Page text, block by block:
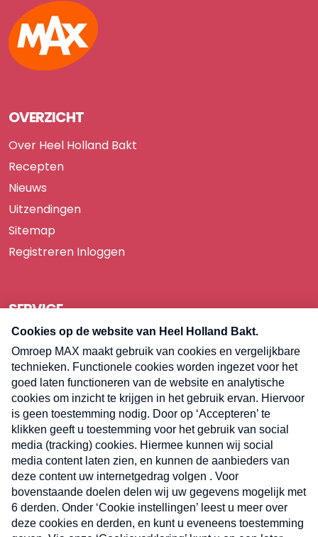
E-meel? Schrijf je in voor de
Heel Holland Bakt
Max
OVERZICHT
Over Heel Holland Bakt
Recepten
Nieuws
Uitzendingen
Sitemap
Registreren Inloggen
SERVICE
Over Omroep MAX
Pers
Contact
Algemene voorwaarden
Privacyverklaring
Cookieverklaring
Kwetsbaarheid melden
Registreren Inloggen